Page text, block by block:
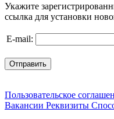
Укажите
ссылка для установки
E-mail:
Отправить
Пользовательское
Вакансии Реквизиты